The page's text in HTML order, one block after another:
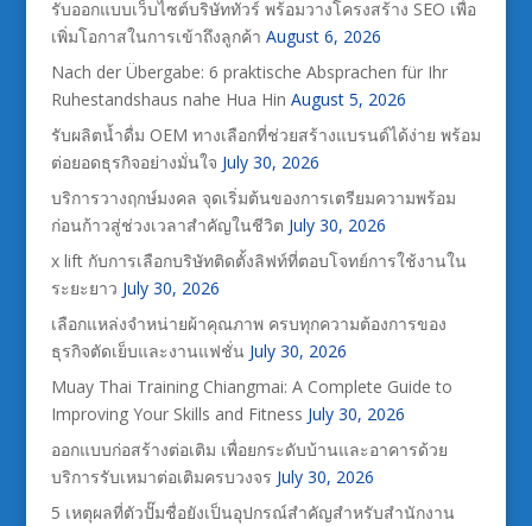
รับออกแบบเว็บไซต์บริษัททัวร์ พร้อมวางโครงสร้าง SEO เพื่อ
เพิ่มโอกาสในการเข้าถึงลูกค้า August 6, 2026
Nach der Übergabe: 6 praktische Absprachen für Ihr
Ruhestandshaus nahe Hua Hin August 5, 2026
รับผลิตน้ำดื่ม OEM ทางเลือกที่ช่วยสร้างแบรนด์ได้ง่าย พร้อม
ต่อยอดธุรกิจอย่างมั่นใจ July 30, 2026
บริการวางฤกษ์มงคล จุดเริ่มต้นของการเตรียมความพร้อม
ก่อนก้าวสู่ช่วงเวลาสำคัญในชีวิต July 30, 2026
x lift กับการเลือกบริษัทติดตั้งลิฟท์ที่ตอบโจทย์การใช้งานใน
ระยะยาว July 30, 2026
เลือกแหล่งจำหน่ายผ้าคุณภาพ ครบทุกความต้องการของ
ธุรกิจตัดเย็บและงานแฟชั่น July 30, 2026
Muay Thai Training Chiangmai: A Complete Guide to
Improving Your Skills and Fitness July 30, 2026
ออกแบบก่อสร้างต่อเติม เพื่อยกระดับบ้านและอาคารด้วย
บริการรับเหมาต่อเติมครบวงจร July 30, 2026
5 เหตุผลที่ตัวปั๊มชื่อยังเป็นอุปกรณ์สำคัญสำหรับสำนักงาน